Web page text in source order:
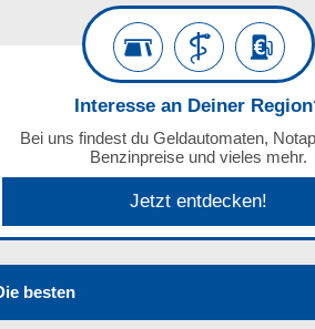
Interesse an Deiner
Bei uns findest du Geldautomaten,
Benzinpreise und vieles mehr.
Jetzt entdecken!
besten